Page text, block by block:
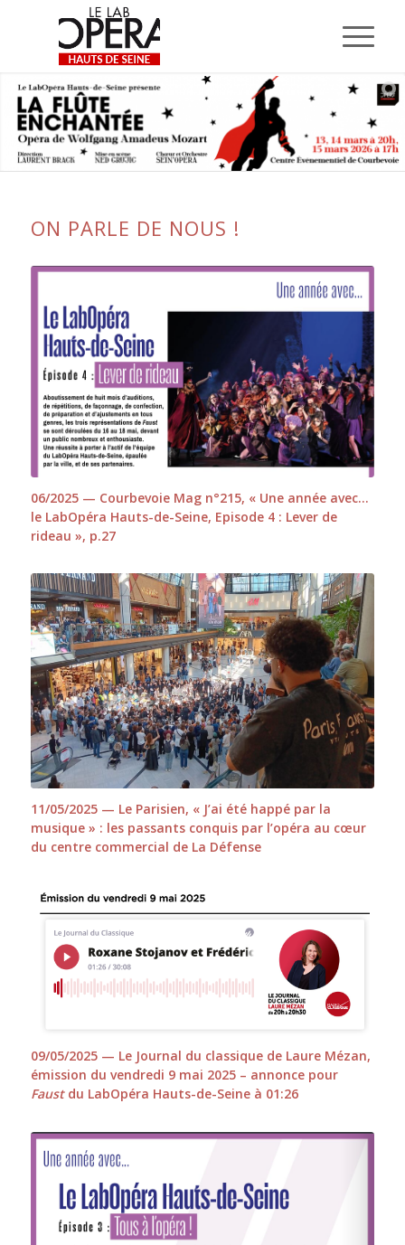
ON PARLE DE NOUS !
06/2025 — Courbevoie Mag n°215, « Une année avec…
le LabOpéra Hauts-de-Seine, Episode 4 : Lever de
rideau », p.27
11/05/2025 — Le Parisien, « J’ai été happé par la
musique » : les passants conquis par l’opéra au cœur
du centre commercial de La Défense
09/05/2025 — Le Journal du classique de Laure Mézan,
émission du vendredi 9 mai 2025 – annonce pour
Faustdu LabOpéra Hauts-de-Seine à 01:26